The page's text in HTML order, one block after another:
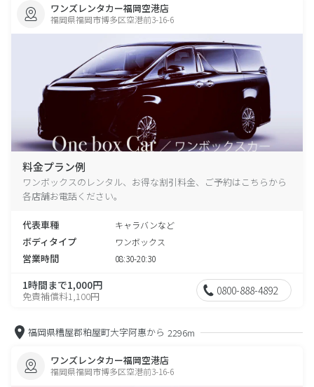
ワンズレンタカー福岡空港店
福岡県福岡市博多区空港前3-16-6
料金プラン例
ワンボックスのレンタル、お得な割引料金、ご予約はこちらから
各店舗お電話ください。
代表車種 キャラバンなど
ボディタイプ ワンボックス
営業時間 08:30-20:30
1時間まで1,000円
免責補償料1,100円 0800-888-4892
福岡県糟屋郡粕屋町大字阿惠から 2296m
ワンズレンタカー福岡空港店
福岡県福岡市博多区空港前3-16-6